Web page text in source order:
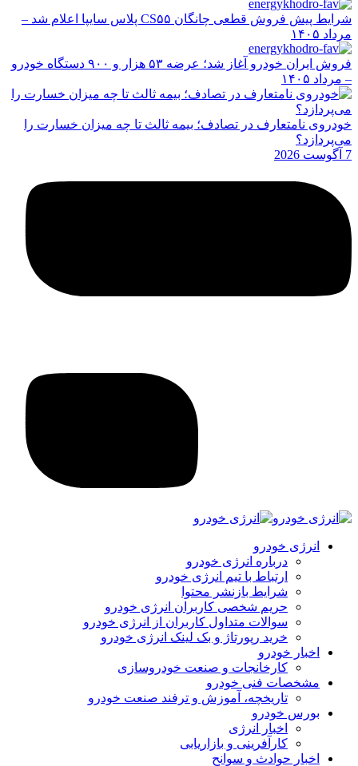
شرایط پیش فروش قطعی چانگان CS۵۵ پلاس سایپا اعلام شد –
مرداد ۱۴۰۵
فروش ایران خودرو آغاز شد؛ عرضه ۵۳ هزار و ۹۰۰ دستگاه خودرو
– مرداد ۱۴۰۵
خودروی نامتعارف در تصادف؛ بیمه ثالث تا چه میزان خسارت را
می‌پردازد؟
7 آگوست 2026
انرژی خودرو
درباره انرژی خودرو
ارتباط با تیم انرژی خودرو
شرایط بازنشر محتوا
حریم شخصی کاربران انرژی خودرو
سوالات متداول کاربران از انرژی خودرو
خرید رپورتاژ و بک لینک انرژی خودرو
اخبار خودرو
کارخانجات و صنعت خودروسازی
مشخصات فنی خودرو
تاریخچه، آموزش و ترفند صنعت خودرو
بورس خودرو
اخبار انرژی
کارآفرینی و بازاریابی
اخبار حوادث و سوانح